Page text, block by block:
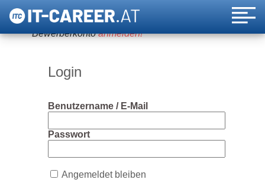
Um diese Funktion nutzen zu können, bitte ein
Bewerberkontoanmelden!
Login
Benutzername / E-Mail
Passwort
Angemeldet bleiben